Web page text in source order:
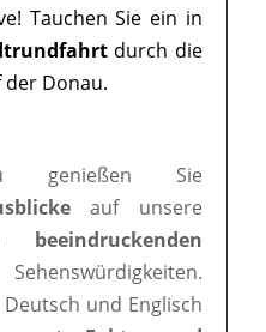
Tauchen Sie ein in
durch die
Donau.
genießen Sie
auf unsere
beeindruckenden
und Englisch